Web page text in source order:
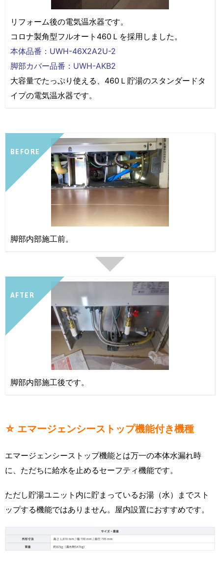
リフォーム後の電気温水器です。
コロナ製角型フルオート460Ｌを採用しました。
本体品番：UWH-46X2A2U-2
脚部カバー品番：UWH-AKB2
大容量でたっぷり使える、460Ｌ貯湯のスタンダードタ
イプの電気温水器です。
BEFORE
脚部内部施工前。
AFTER
脚部内部施工後です。
☆ エマージェンシーストップ機能付き機種
エマージェンシーストップ機能とは万一の本体水漏れ時
に、ただちに給水を止めるセーフティ機能です。
ただし貯湯ユニット内に貯まっているお湯（水）までスト
ップする機能ではありません。屋内設置におすすめです。